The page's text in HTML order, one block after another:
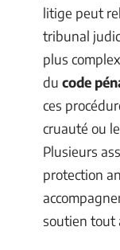
litige peut
tribunal
plus
du code
ces
cruauté ou
Plusieurs
protection
soutien tout